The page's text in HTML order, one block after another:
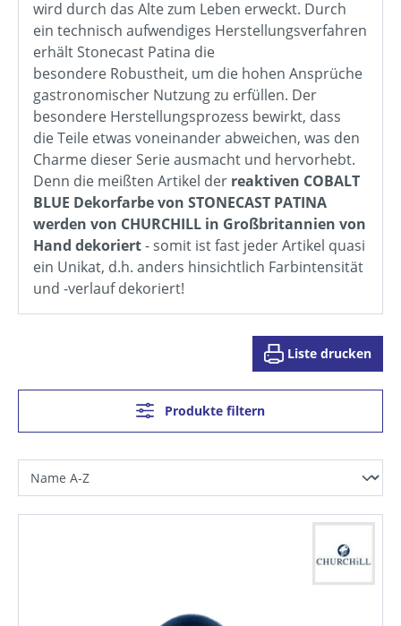
wird durch das Alte zum Leben erweckt. Durch
ein technisch aufwendiges Herstellungsverfahren
erhält Stonecast Patina die
besondere Robustheit, um die hohen Ansprüche
gastronomischer Nutzung zu erfüllen. Der
besondere Herstellungsprozess bewirkt, dass
die Teile etwas voneinander abweichen, was den
Charme dieser Serie ausmacht und hervorhebt.
Denn die meißten Artikel der reaktiven COBALT
BLUE Dekorfarbe von STONECAST PATINA
werden von CHURCHILL in Großbritannien von
Hand dekoriert- somit ist fast jeder Artikel quasi
ein Unikat, d.h. anders hinsichtlich Farbintensität
und -verlauf dekoriert!
Liste drucken
Produkte filtern